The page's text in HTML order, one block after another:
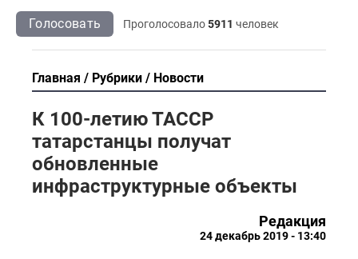
Голосовать Проголосовало5911 человек
Главная Рубрики Новости
К 100-летию ТАССР
татарстанцы получат
обновленные
инфраструктурные объекты
Редакция
24 декабрь 2019 - 13:40